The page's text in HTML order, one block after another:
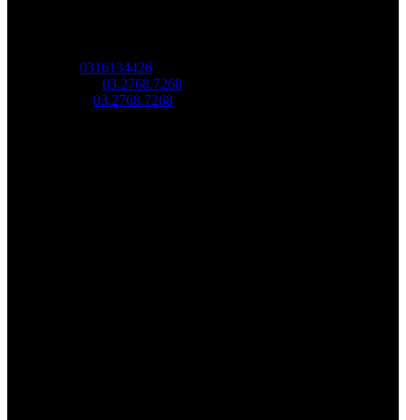
0316134426
03.2768.7268
03.2768.7268